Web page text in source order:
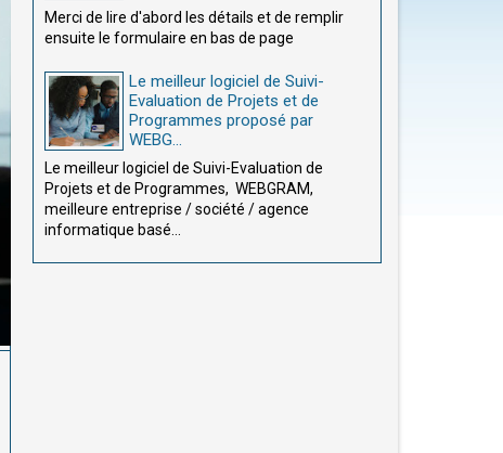
Merci de lire d'abord les détails et de remplir
ensuite le formulaire en bas de page
Le meilleur logiciel de Suivi-
Evaluation de Projets et de
Programmes proposé par
WEBG...
Le meilleur logiciel de Suivi-Evaluation de
Projets et de Programmes, WEBGRAM,
meilleure entreprise / société / agence
informatique basé...